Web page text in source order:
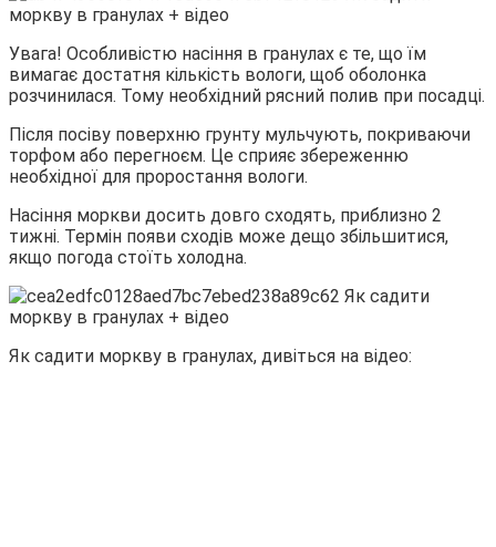
Увага! Особливістю насіння в гранулах є те, що їм
вимагає достатня кількість вологи, щоб оболонка
розчинилася. Тому необхідний рясний полив при посадці.
Після посіву поверхню грунту мульчують, покриваючи
торфом або перегноєм. Це сприяє збереженню
необхідної для проростання вологи.
Насіння моркви досить довго сходять, приблизно 2
тижні. Термін появи сходів може дещо збільшитися,
якщо погода стоїть холодна.
Як садити моркву в гранулах, дивіться на відео: